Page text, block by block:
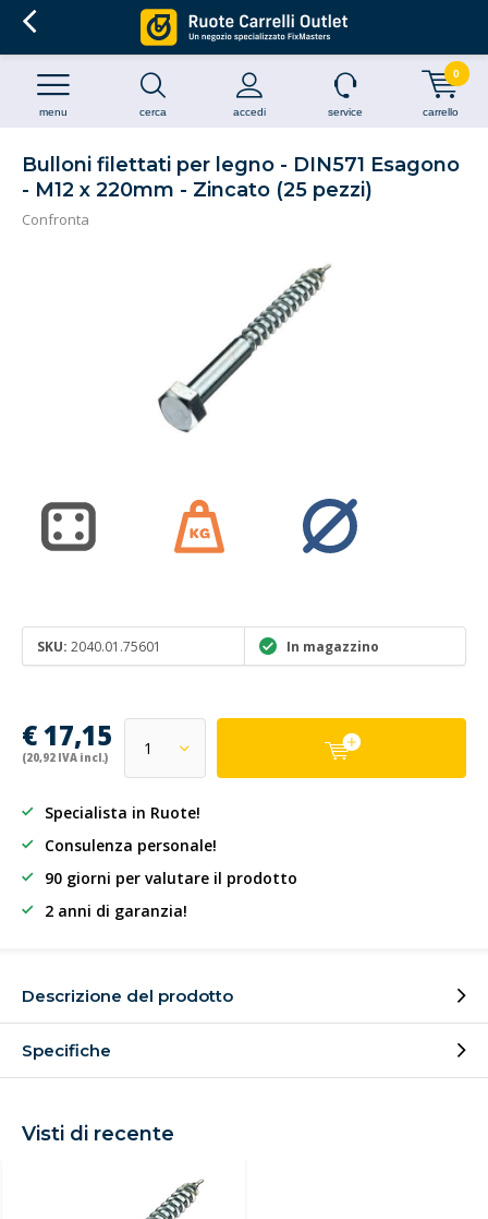
cerca accedi
menu service carrello
0
Bulloni filettati per legno - DIN571 Esagono
- M12 x 220mm - Zincato (25 pezzi)
Confronta
SKU: 2040.01.75601 In magazzino
€ 17,15
(20,92 IVA incl.)
Specialista in Ruote!
Consulenza personale!
90 giorni per valutare il prodotto
2 anni di garanzia!
Descrizione del prodotto
Specifiche
Visti di recente